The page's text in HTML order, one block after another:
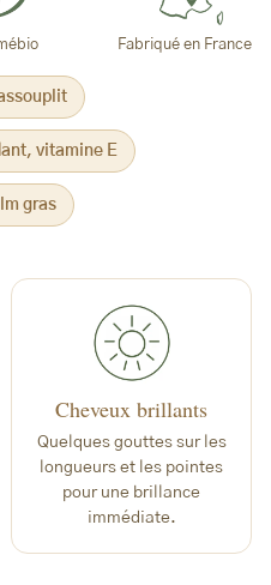
Fabriqué en France
vitamine E
gras
Cheveux brillants
Quelques gouttes sur les
longueurs et les pointes
pour une brillance
immédiate.